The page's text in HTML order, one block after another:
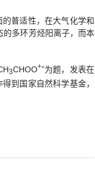
普适性，在大气化学和
的多环芳烃阳离子，而本
3CHOO+”为题，发表在
到国家自然科学基金，